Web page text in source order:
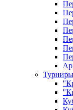
Турниры